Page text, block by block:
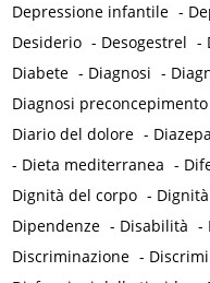
Depressione infantile -
Desiderio - Desogestrel -
Diabete - Diagnosi -
Diagnosi preconcepimento
Diario del dolore -
- Dieta mediterranea -
Dignità del corpo -
Dipendenze - Disabilità -
Discriminazione -